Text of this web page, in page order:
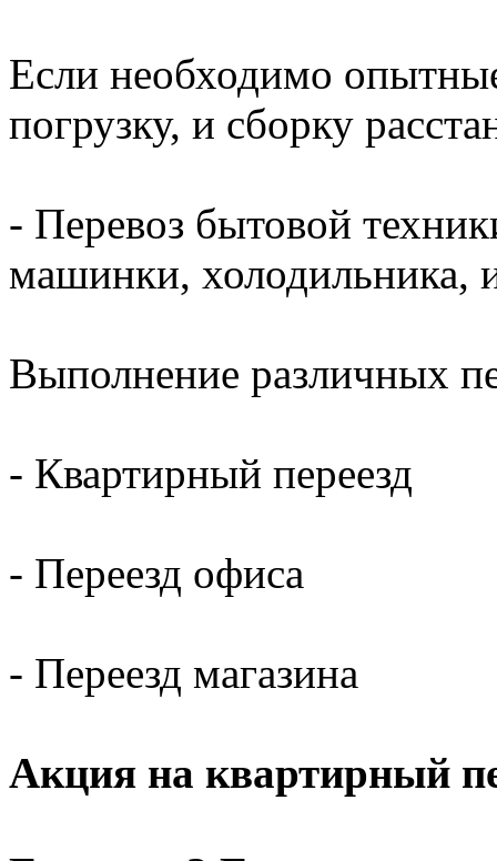
Если необходимо
погрузку, и сборку
- Перевоз бытовой
машинки, холодильника,
Выполнение различных
- Квартирный переезд
- Переезд офиса
- Переезд магазина
Акция на квартирный